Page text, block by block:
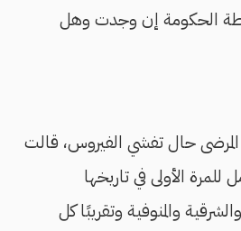
الحكومة إن وجدت وهل
حال تفشي الفيروس، قالت
الأولى في تاريخها
والمنوفية وتقريبًا كل